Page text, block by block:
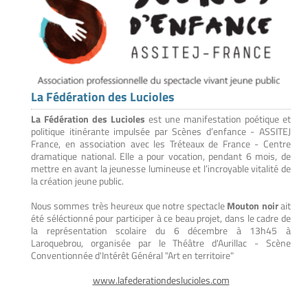
La Fédération des Lucioles
La Fédération des Lucioles est une manifestation poétique et
politique itinérante impulsée par Scènes d’enfance - ASSITEJ
France, en association avec les Tréteaux de France - Centre
dramatique national. Elle a pour vocation, pendant 6 mois, de
mettre en avant la jeunesse lumineuse et l’incroyable vitalité de
la création jeune public.
Nous sommes très heureux que notre spectacleMouton noirait
été séléctionné pour participer à ce beau projet, dans le cadre de
la représentation scolaire du 6 décembre à 13h45 à
Laroquebrou, organisée par le Théâtre d'Aurillac - Scène
Conventionnée d'Intérêt Général "Art en territoire"
www.lafederationdeslucioles.com